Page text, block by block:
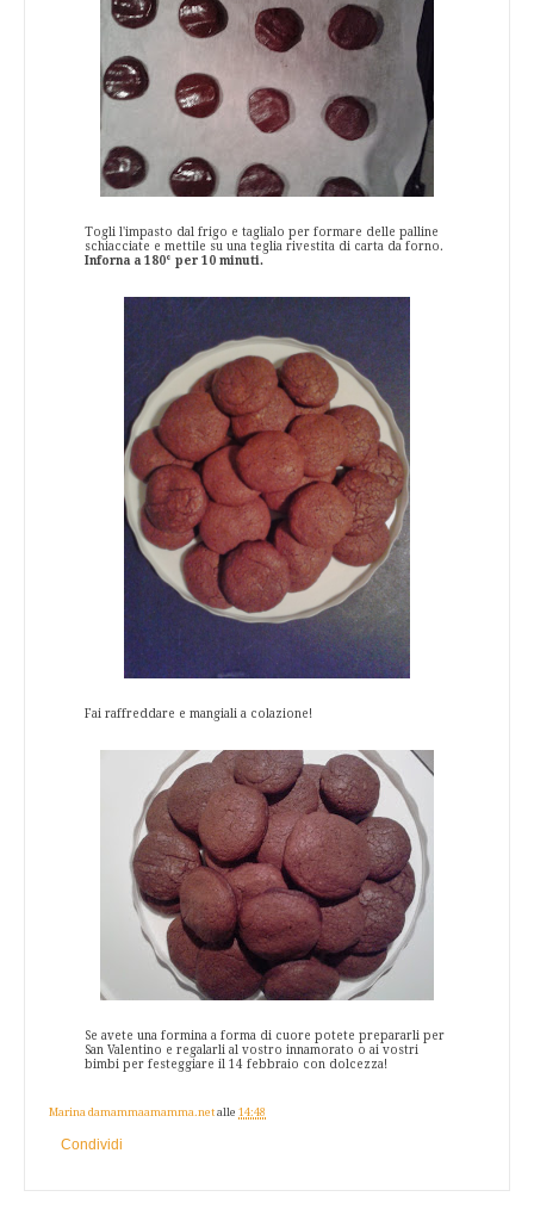
Togli l'impasto dal frigo e taglialo per formare delle palline
schiacciate e mettile su una teglia rivestita di carta da forno.
Inforna a 180° per 10 minuti.
Fai raffreddare e mangiali a colazione!
Se avete una formina a forma di cuore potete prepararli per
San Valentino e regalarli al vostro innamorato o ai vostri
bimbi per festeggiare il 14 febbraio con dolcezza!
Marina damammaamamma.net alle 14:48
Condividi